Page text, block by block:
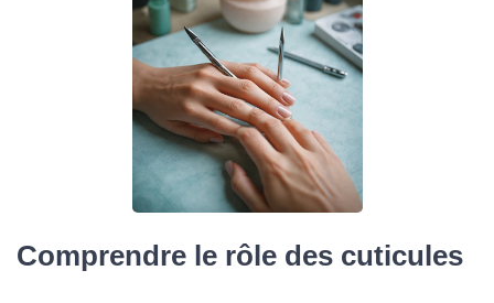
Comprendre le rôle des cuticules